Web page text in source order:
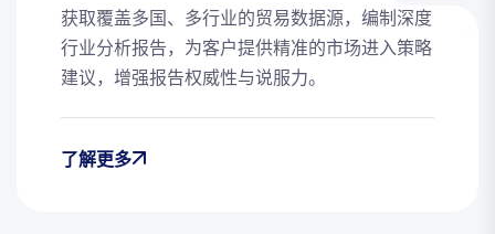
获取覆盖多国、多行业的贸易数据源，编制深度
行业分析报告，为客户提供精准的市场进入策略
建议，增强报告权威性与说服力。
了解更多